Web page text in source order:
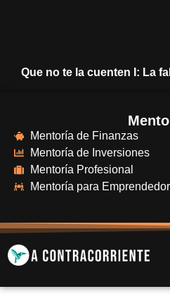
Que no te la cuenten I: La
Mentoría de Finanzas
Mentoría de Inversiones
Mentoría Profesional
Mentoría para